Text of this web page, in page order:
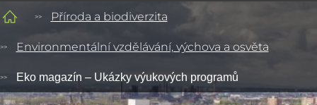
Příroda a biodiverzita
Environmentální vzdělávání, výchova a osvěta
Eko magazín – Ukázky výukových programů